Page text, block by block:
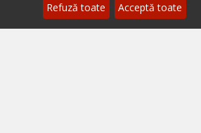
Restaurante Iași
Refuză toate Acceptă toate